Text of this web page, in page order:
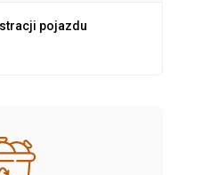
pojazdu